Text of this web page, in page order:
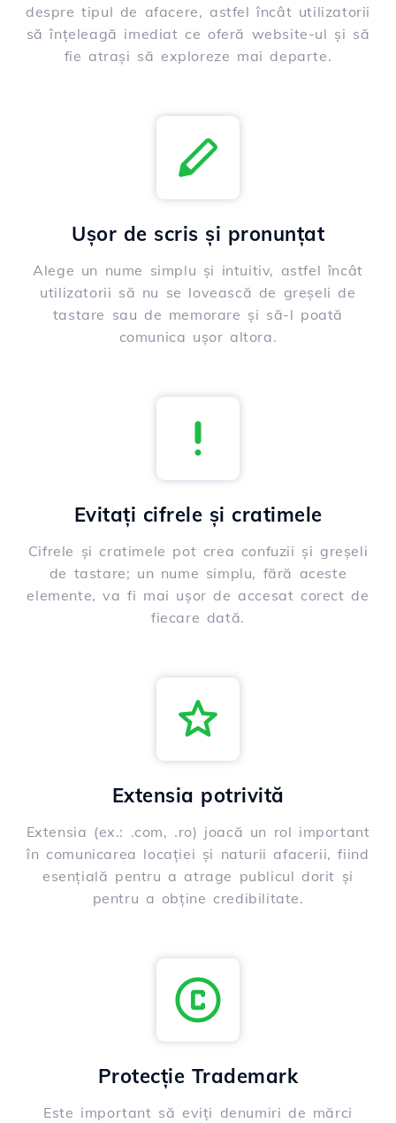
despre tipul de afacere, astfel încât utilizatorii
să înțeleagă imediat ce oferă website-ul și să
fie atrași să exploreze mai departe.
Ușor de scris și pronunțat
Alege un nume simplu și intuitiv, astfel încât
utilizatorii să nu se lovească de greșeli de
tastare sau de memorare și să-l poată
comunica ușor altora.
Evitați cifrele și cratimele
Cifrele și cratimele pot crea confuzii și greșeli
de tastare; un nume simplu, fără aceste
elemente, va fi mai ușor de accesat corect de
fiecare dată.
Extensia potrivită
Extensia (ex.: .com, .ro) joacă un rol important
în comunicarea locației și naturii afacerii, fiind
esențială pentru a atrage publicul dorit și
pentru a obține credibilitate.
Protecție Trademark
Este important să eviți denumiri de mărci